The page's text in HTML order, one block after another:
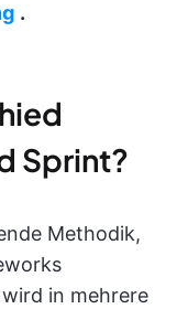
.
Sprint?
Methodik,
in mehrere